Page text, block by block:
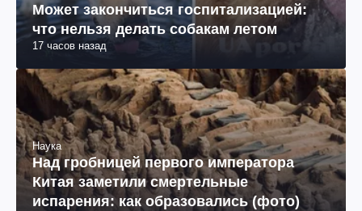
Может закончиться госпитализацией:
что нельзя делать собакам летом
17 часов назад
Наука
Над гробницей первого императора
Китая заметили смертельные
испарения: как образовались (фото)